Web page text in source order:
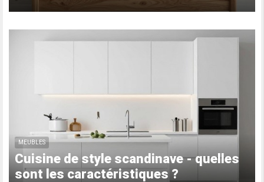
MEUBLES
Cuisine de style scandinave - quelles
sont les caractéristiques ?